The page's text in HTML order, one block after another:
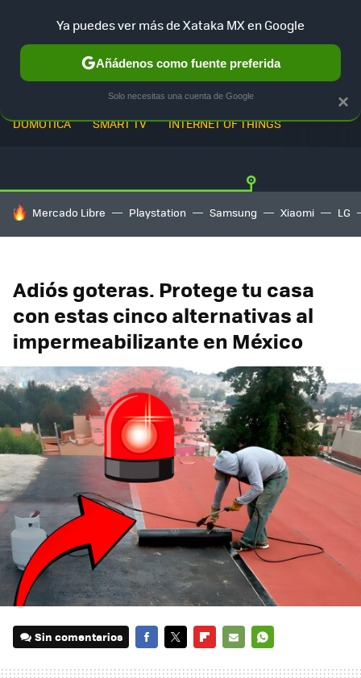
DOMÓTICA SMART TV INTERNET OF THINGS
HOY SE HABLA DE
Mercado Libre Playstation Samsung Xiaomi LG
Adiós goteras. Protege tu casa
con estas cinco alternativas al
impermeabilizante en México
Sin comentarios
×
Ya puedes ver más de Xataka MX en Google
Añádenos como fuente preferida
Solo necesitas una cuenta de Google